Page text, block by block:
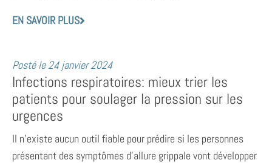
EN SAVOIR PLUS
Posté le24 janvier 2024
Infections respiratoires: mieux trier les
patients pour soulager la pression sur les
urgences
Il n’existe aucun outil fiable pour prédire si les personnes
présentant des symptômes d’allure grippale vont développer